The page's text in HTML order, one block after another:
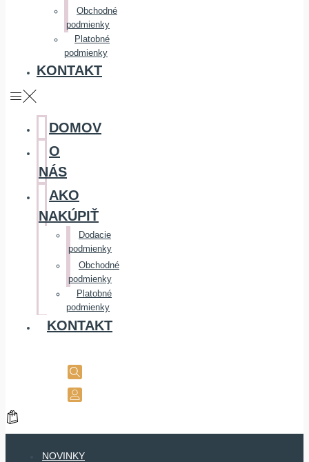
Obchodné
podmienky
Platobné
podmienky
KONTAKT
DOMOV
O
NÁS
AKO
NAKÚPIŤ
Dodacie
podmienky
Obchodné
podmienky
Platobné
podmienky
KONTAKT
NOVINKY